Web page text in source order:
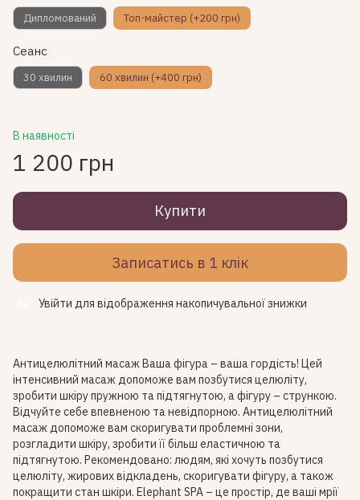
Дипломований Топ-майстер (+200 грн)
Сеанс
30 хвилин 60 хвилин (+400 грн)
В наявності
1 200 грн
Купити
Записатись в 1 клік
Увійти для відображення накопичувальної знижки
Антицелюлітний масаж Ваша фігура – ваша гордість! Цей
інтенсивний масаж допоможе вам позбутися целюліту,
зробити шкіру пружною та підтягнутою, а фігуру – стрункою.
Відчуйте себе впевненою та невідпорною. Антицелюлітний
масаж допоможе вам скоригувати проблемні зони,
розгладити шкіру, зробити її більш еластичною та
підтягнутою. Рекомендовано: людям, які хочуть позбутися
целюліту, жирових відкладень, скоригувати фігуру, а також
покращити стан шкіри. Elephant SPA – це простір, де ваші мрії